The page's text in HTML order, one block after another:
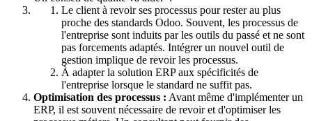
Le client à revoir ses processus pour rester au plus
proche des standards Odoo. Souvent, les processus de
l'entreprise sont induits par les outils du passé et ne sont
pas forcements adaptés. Intégrer un nouvel outil de
gestion implique de revoir les processus.
À adapter la solution ERP aux spécificités de
l'entreprise lorsque le standard ne suffit pas.
Optimisation des processus : Avant même d'implémenter un
ERP, il est souvent nécessaire de revoir et d'optimiser les